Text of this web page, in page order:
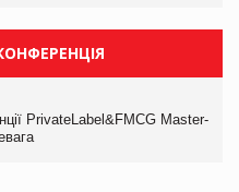
PrivateLabel&FMCG Master-